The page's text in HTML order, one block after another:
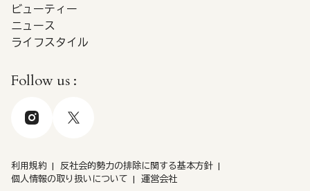
ビューティー
ニュース
ライフスタイル
Follow us :
利用規約
反社会的勢力の排除に関する基本方針
個人情報の取り扱いについて
運営会社